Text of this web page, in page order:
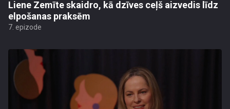
Liene Zemīte skaidro, kā dzīves ceļš aizvedis līdz
elpošanas praksēm
7. epizode